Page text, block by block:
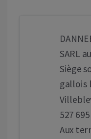
SARL
Siège
gallois
527
Aux